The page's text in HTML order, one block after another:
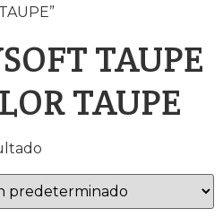
TAUPE
TAUPE